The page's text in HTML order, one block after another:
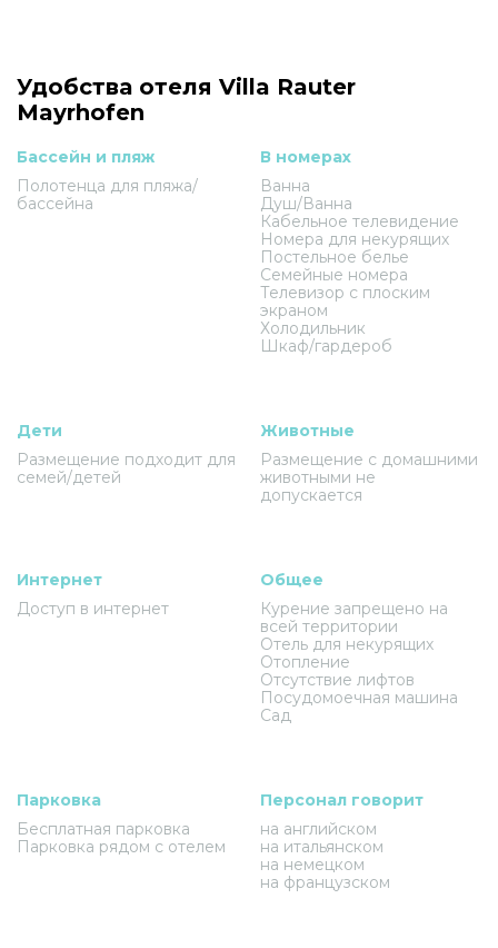
Удобства отеля Villa Rauter
Mayrhofen
Бассейн и пляж
Полотенца для пляжа/
бассейна
В номерах
Ванна
Душ/Ванна
Кабельное телевидение
Номера для некурящих
Постельное белье
Семейные номера
Телевизор с плоским
экраном
Холодильник
Шкаф/гардероб
Дети
Размещение подходит для
семей/детей
Животные
Размещение с домашними
животными не
допускается
Интернет
Доступ в интернет
Общее
Курение запрещено на
всей территории
Отель для некурящих
Отопление
Отсутствие лифтов
Посудомоечная машина
Сад
Парковка
Бесплатная парковка
Парковка рядом с отелем
Персонал говорит
на английском
на итальянском
на немецком
на французском